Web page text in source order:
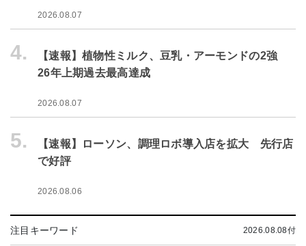
2026.08.07
4.
【速報】植物性ミルク、豆乳・アーモンドの2強
26年上期過去最高達成
2026.08.07
5.
【速報】ローソン、調理ロボ導入店を拡大 先行店
で好評
2026.08.06
注目キーワード 2026.08.08付